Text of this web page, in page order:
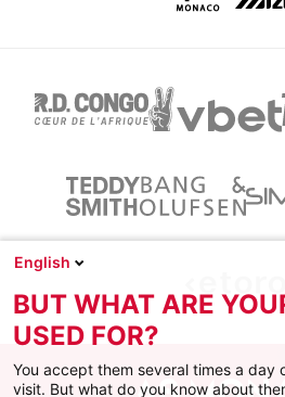
English
BUT WHAT ARE
USED FOR?
You accept them several times a day
visit. But what do you know about